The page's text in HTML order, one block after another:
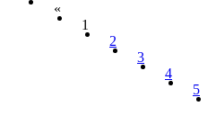
«
1
2
3
4
5